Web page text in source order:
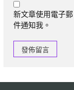
新文章使用電子郵
件通知我。